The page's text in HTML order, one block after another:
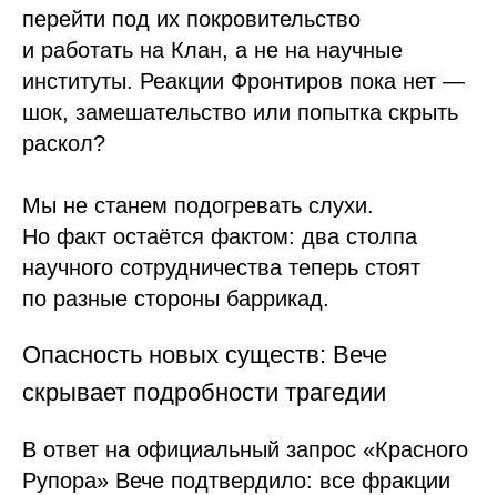
перейти под их покровительство
и работать на Клан, а не на научные
институты. Реакции Фронтиров пока нет —
шок, замешательство или попытка скрыть
раскол?
Мы не станем подогревать слухи.
Но факт остаётся фактом: два столпа
научного сотрудничества теперь стоят
по разные стороны баррикад.
Опасность новых существ: Вече
скрывает подробности трагедии
В ответ на официальный запрос «Красного
Рупора» Вече подтвердило: все фракции